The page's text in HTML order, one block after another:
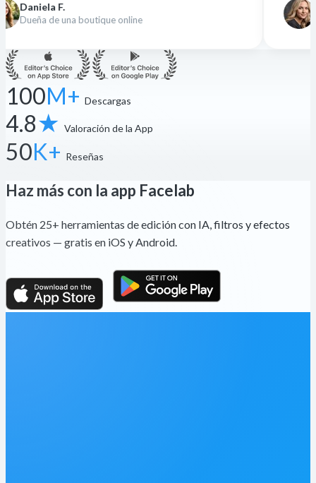
online Diseñadora freelance
100M+ Descargas
4.8★ Valoración de la App
50K+ Reseñas
Haz más con la app Facelab
Obtén 25+ herramientas de edición con IA, filtros y efectos
creativos — gratis en iOS y Android.